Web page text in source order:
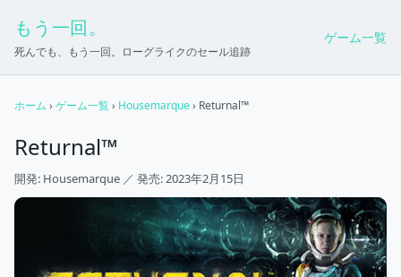
もう一回。
死んでも、もう一回。ローグライクのセール追跡
ゲーム一覧
ホーム › ゲーム一覧› Housemarque› Returnal™
Returnal™
開発: Housemarque ／ 発売: 2023年2月15日